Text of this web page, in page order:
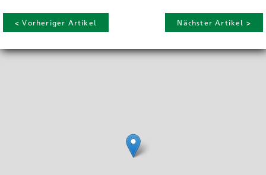
< Vorheriger Artikel Nächster Artikel >